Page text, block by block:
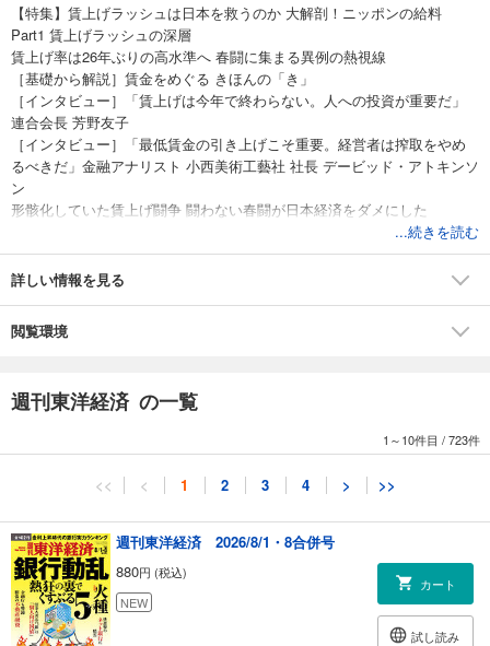
【特集】賃上げラッシュは日本を救うのか 大解剖！ニッポンの給料
Part1 賃上げラッシュの深層
賃上げ率は26年ぶりの高水準へ 春闘に集まる異例の熱視線
［基礎から解説］賃金をめぐる きほんの「き」
［インタビュー］「賃上げは今年で終わらない。人への投資が重要だ」
連合会長 芳野友子
［インタビュー］「最低賃金の引き上げこそ重要。経営者は搾取をやめ
るべきだ」金融アナリスト 小西美術工藝社 社長 デービッド・アトキンソ
ン
形骸化していた賃上げ闘争 闘わない春闘が日本経済をダメにした
給与と働き方のリアル
（メガバンク）初任給引き上げ 若手流出に危機感
日本生命 営業職員 7％引き上げの事情
会社とは何か？
胸の内
転職・就職サイトの1300万件の口コミでわかった ユニーク指標で見る い
制度設計で企業も悩む 役職定年バブル世代の処遇と悲哀 人事ジャーナリ
スト 溝上憲文
［独自試算］主要1400社 40歳年収ランキング
【深層リポート】ウーバー配達員25人のリアル 僕たちはなぜ働くのか
...続きを読む
詳しい情報を見る
閲覧環境
週刊東洋経済 の一覧
1～10件目 /723件
<< < 1 2 3 4 > >>
週刊東洋経済 2026/8/1・8合併号
880円 (税込)
NEW
カート
試し読み